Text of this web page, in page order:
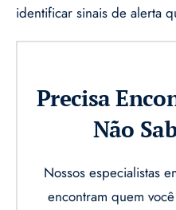
identificar sinais de alerta
Precisa
Não
Nossos especialistas
encontram quem